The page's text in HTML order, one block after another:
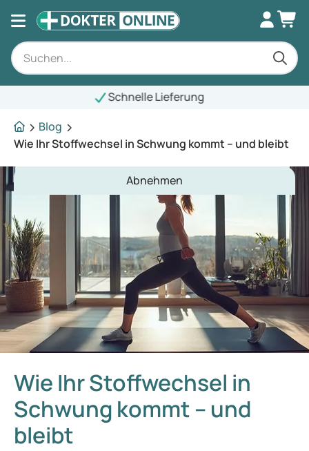
Blog
Wie Ihr Stoffwechsel in Schwung kommt – und bleibt
Abnehmen
Wie Ihr Stoffwechsel in
Schwung kommt – und
bleibt